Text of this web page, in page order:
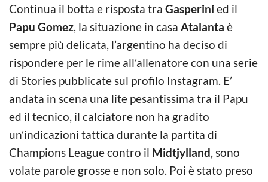
Continua il botta e risposta tra Gasperini ed il
Papu Gomez, la situazione in casa Atalanta è
sempre più delicata, l’argentino ha deciso di
rispondere per le rime all’allenatore con una serie
di Stories pubblicate sul profilo Instagram. E’
andata in scena una lite pesantissima tra il Papu
ed il tecnico, il calciatore non ha gradito
un’indicazioni tattica durante la partita di
Champions League contro il Midtjylland, sono
volate parole grosse e non solo. Poi è stato preso